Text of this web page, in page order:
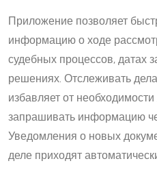
Приложение позволяет
информацию о ходе
судебных процессов, датах
решениях. Отслеживать
избавляет от
запрашивать информацию
Уведомления о новых
деле приходят